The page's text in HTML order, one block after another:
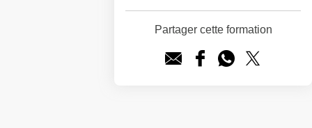
Partager cette formation